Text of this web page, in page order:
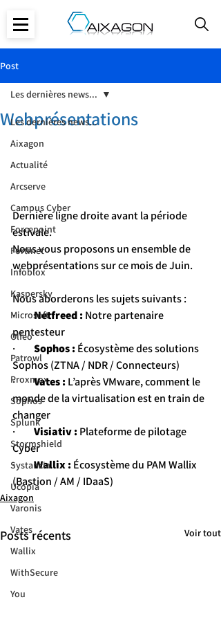
Post
Les dernières news...
Aixagon
Actualité
Arcserve
Campus Cyber
Forcepoint
Fortinet
Infoblox
Kaspersky
Microsoft
Olfeo
Patrowl
Proxmox
Sophos
Splunk
Stormshield
Systancia
Ucopia
Varonis
Vates
Wallix
WithSecure
You
Les dernières news...
Webprésentations
Dernière ligne droite avant la période
estivale.
Nous vous proposons un ensemble de
webprésentations sur ce mois de Juin.
Nous aborderons les sujets suivants :
· Netfreed : Notre partenaire
pentesteur
· Sophos : Écosystème des solutions
Sophos (ZTNA / NDR / Connecteurs)
· Vates : L’après VMware, comment le
monde de la virtualisation est en train de
changer
· Visiativ : Plateforme de pilotage
Cyber
· Wallix : Écosystème du PAM Wallix
(Bastion / AM / IDaaS)
Aixagon
Posts récents Voir tout